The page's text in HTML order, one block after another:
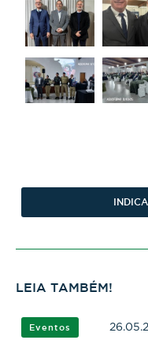
LEIA TAMBÉM!
Eventos